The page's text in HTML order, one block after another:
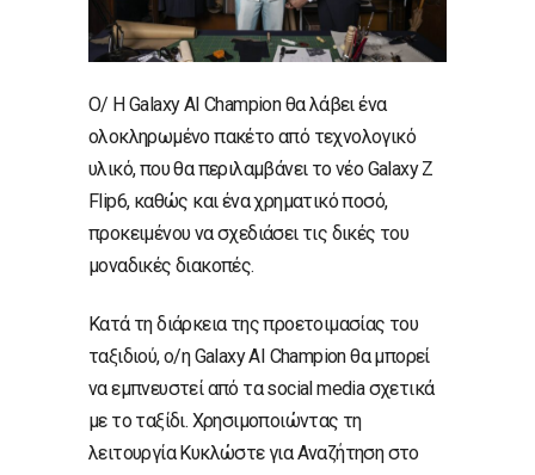
Ο/ H Galaxy AI Champion θα λάβει ένα
ολοκληρωμένο πακέτο από τεχνολογικό
υλικό, που θα περιλαμβάνει το νέο Galaxy Z
Flip6, καθώς και ένα χρηματικό ποσό,
προκειμένου να σχεδιάσει τις δικές του
μοναδικές διακοπές.
Κατά τη διάρκεια της προετοιμασίας του
ταξιδιού, ο/η Galaxy AI Champion θα μπορεί
να εμπνευστεί από τα social media σχετικά
με το ταξίδι. Χρησιμοποιώντας τη
λειτουργία Κυκλώστε για Αναζήτηση στο